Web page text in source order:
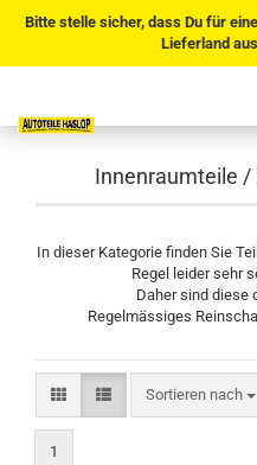
Bitte stelle sicher, dass Du für
Lieferland
Innenraumteile
In dieser Kategorie finden Sie
Regel leider sehr
Daher sind diese
Regelmässiges
Sortieren nach
Sortieren nach
1